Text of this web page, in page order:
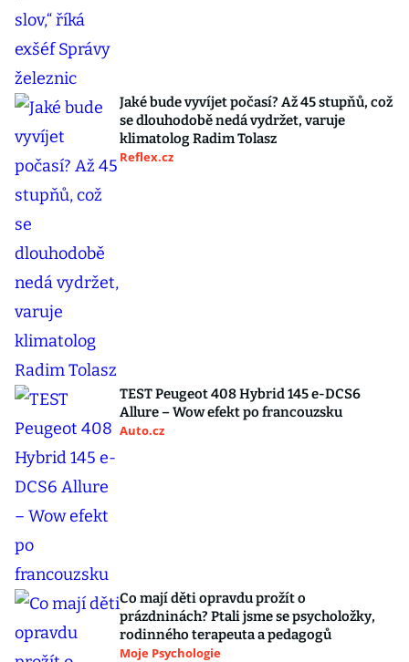
Jaké bude vyvíjet počasí? Až 45 stupňů, což
se dlouhodobě nedá vydržet, varuje
klimatolog Radim Tolasz
Reflex.cz
TEST Peugeot 408 Hybrid 145 e-DCS6
Allure – Wow efekt po francouzsku
Auto.cz
Co mají děti opravdu prožít o
prázdninách? Ptali jsme se psycholožky,
rodinného terapeuta a pedagogů
Moje Psychologie